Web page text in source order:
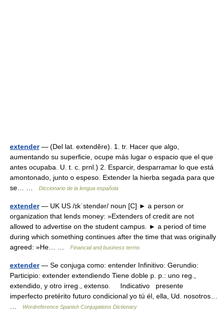
extender— (Del lat. extendĕre). 1. tr. Hacer que algo,
aumentando su superficie, ocupe más lugar o espacio que el que
antes ocupaba. U. t. c. prnl.) 2. Esparcir, desparramar lo que está
amontonado, junto o espeso. Extender la hierba segada para que
se… …
Diccionario de la lengua española
extender— UK US /ɪkˈstendər/ noun [C] ► a person or
organization that lends money: »Extenders of credit are not
allowed to advertise on the student campus. ► a period of time
during which something continues after the time that was originally
agreed: »He… …
Financial and business terms
extender— Se conjuga como: entender Infinitivo: Gerundio:
Participio: extender extendiendo Tiene doble p. p.: uno reg.,
extendido, y otro irreg., extenso. Indicativo presente
imperfecto pretérito futuro condicional yo tú él, ella, Ud. nosotros…
Wordreference Spanish Conjugations Dictionary